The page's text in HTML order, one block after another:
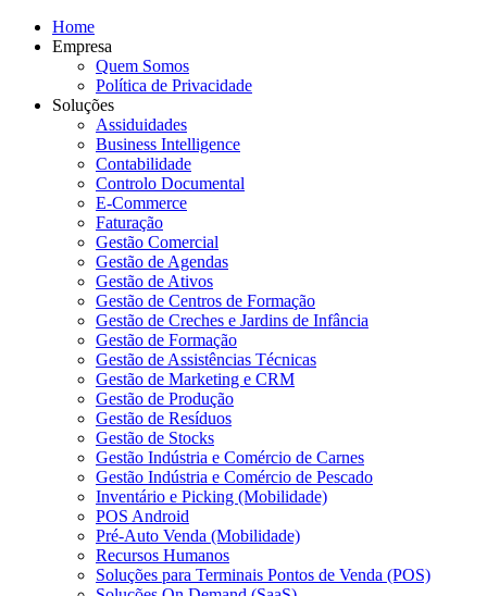
Home
Empresa
Quem Somos
Política de Privacidade
Soluções
Assiduidades
Business Intelligence
Contabilidade
Controlo Documental
E-Commerce
Faturação
Gestão Comercial
Gestão de Agendas
Gestão de Ativos
Gestão de Centros de Formação
Gestão de Creches e Jardins de Infância
Gestão de Formação
Gestão de Assistências Técnicas
Gestão de Marketing e CRM
Gestão de Produção
Gestão de Resíduos
Gestão de Stocks
Gestão Indústria e Comércio de Carnes
Gestão Indústria e Comércio de Pescado
Inventário e Picking (Mobilidade)
POS Android
Pré-Auto Venda (Mobilidade)
Recursos Humanos
Soluções para Terminais Pontos de Venda (POS)